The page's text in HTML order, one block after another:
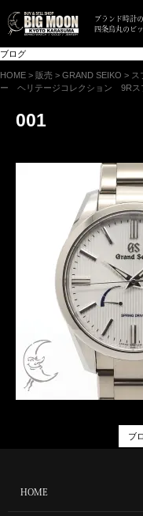
ブランド時計
四条烏丸のビ
ブログ
HOME > 販売 > GRAND SEIKO > ス
ー ヘリテージコレクション 9R
001
ブ
HOME